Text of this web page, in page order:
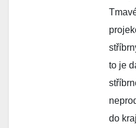
to je
do